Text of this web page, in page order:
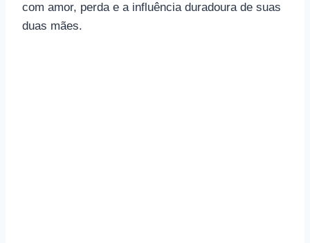
com amor, perda e a influência duradoura de suas
duas mães.